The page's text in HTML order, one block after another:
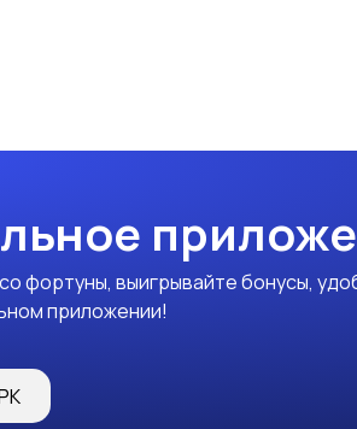
фортуны, выигрывайте бонусы,
приложении!